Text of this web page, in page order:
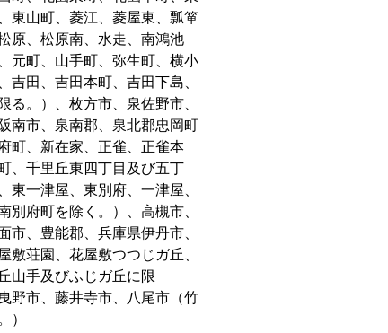
東山町、菱江、菱屋東、瓢箪
原、松原南、水走、南鴻池
元町、山手町、弥生町、横小
吉田、吉田本町、吉田下島、
る。）、枚方市、泉佐野市、
南市、泉南郡、泉北郡忠岡町
町、新在家、正雀、正雀本
、千里丘東四丁目及び五丁
東一津屋、東別府、一津屋、
別府町を除く。）、高槻市、
市、豊能郡、兵庫県伊丹市、
敷荘園、花屋敷つつじガ丘、
山手及びふじガ丘に限
野市、藤井寺市、八尾市（竹
）